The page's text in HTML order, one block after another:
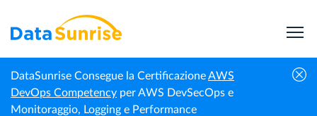
DataSunrise Consegue la CertificazioneAWS
DevOps Competency per AWS DevSecOps e
Monitoraggio, Logging e Performance
Homepage
Centro di
Conoscenza
Mascheramento dei Dati per Amazon